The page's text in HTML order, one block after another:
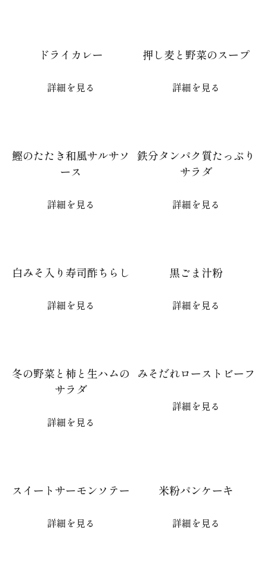
ドライカレー
詳細を見る
押し麦と野菜のスープ
詳細を見る
鰹のたたき和風サルサソ
ース
詳細を見る
鉄分タンパク質たっぷり
サラダ
詳細を見る
白みそ入り寿司酢ちらし
詳細を見る
黒ごま汁粉
詳細を見る
冬の野菜と柿と生ハムの
サラダ
詳細を見る
みそだれローストビーフ
詳細を見る
スイートサーモンソテー
詳細を見る
米粉パンケーキ
詳細を見る